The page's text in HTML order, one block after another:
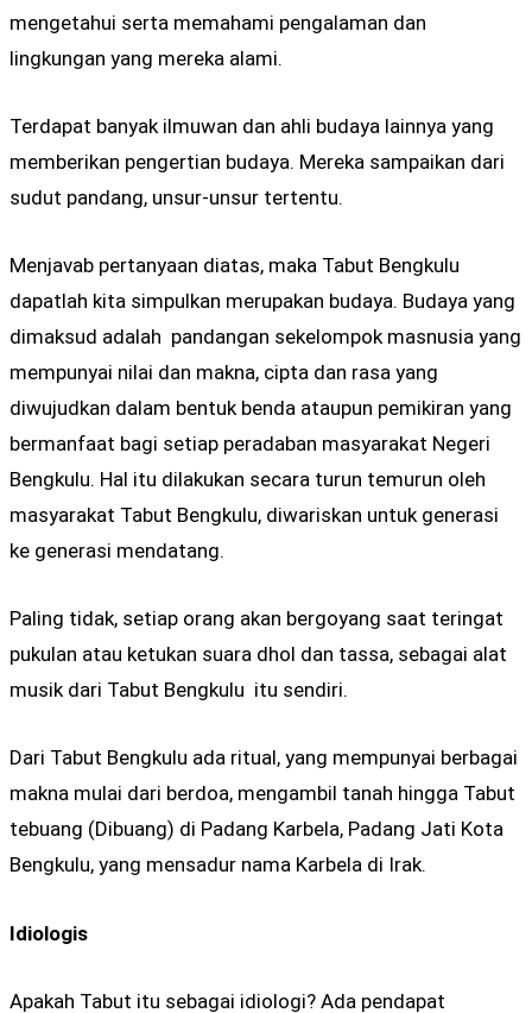
mengetahui serta memahami pengalaman dan
lingkungan yang mereka alami.
Terdapat banyak ilmuwan dan ahli budaya lainnya yang
memberikan pengertian budaya. Mereka sampaikan dari
sudut pandang, unsur-unsur tertentu.
Menjavab pertanyaan diatas, maka Tabut Bengkulu
dapatlah kita simpulkan merupakan budaya. Budaya yang
dimaksud adalah pandangan sekelompok masnusia yang
mempunyai nilai dan makna, cipta dan rasa yang
diwujudkan dalam bentuk benda ataupun pemikiran yang
bermanfaat bagi setiap peradaban masyarakat Negeri
Bengkulu. Hal itu dilakukan secara turun temurun oleh
masyarakat Tabut Bengkulu, diwariskan untuk generasi
ke generasi mendatang.
Paling tidak, setiap orang akan bergoyang saat teringat
pukulan atau ketukan suara dhol dan tassa, sebagai alat
musik dari Tabut Bengkulu itu sendiri.
Dari Tabut Bengkulu ada ritual, yang mempunyai berbagai
makna mulai dari berdoa, mengambil tanah hingga Tabut
tebuang (Dibuang) di Padang Karbela, Padang Jati Kota
Bengkulu, yang mensadur nama Karbela di Irak.
Idiologis
Apakah Tabut itu sebagai idiologi? Ada pendapat